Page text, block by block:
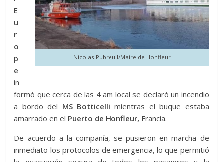
Nicolas Pubreuil/Maire de Honfleur
E
u
r
o
p
e
in
formó que cerca de las 4 am local se declaró un incendio
a bordo del MS Botticelli mientras el buque estaba
amarrado en el Puerto de Honfleur, Francia.
De acuerdo a la compañía, se pusieron en marcha de
inmediato los protocolos de emergencia, lo que permitió